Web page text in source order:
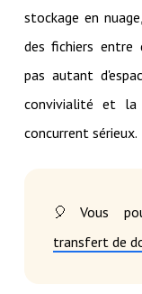
stockage en
des fichiers entre
pas autant
convivialité et
concurrent sérieux.
🎈Vous
transfert de